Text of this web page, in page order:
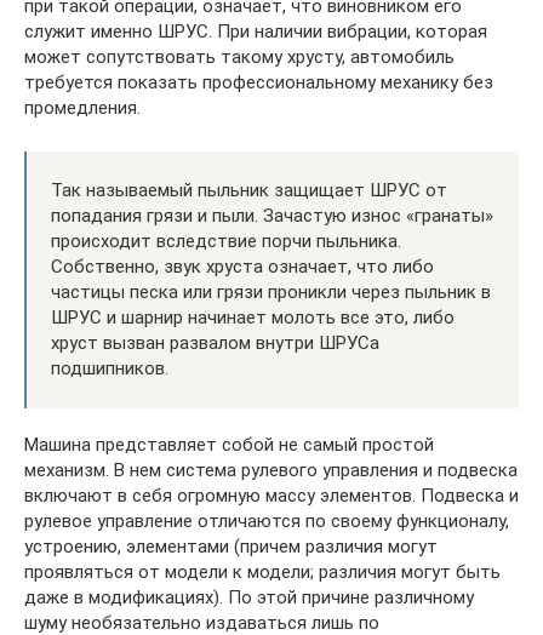
при такой операции, означает, что виновником его
служит именно ШРУС. При наличии вибрации, которая
может сопутствовать такому хрусту, автомобиль
требуется показать профессиональному механику без
промедления.
Так называемый пыльник защищает ШРУС от
попадания грязи и пыли. Зачастую износ «гранаты»
происходит вследствие порчи пыльника.
Собственно, звук хруста означает, что либо
частицы песка или грязи проникли через пыльник в
ШРУС и шарнир начинает молоть все это, либо
хруст вызван развалом внутри ШРУСа
подшипников.
Машина представляет собой не самый простой
механизм. В нем система рулевого управления и подвеска
включают в себя огромную массу элементов. Подвеска и
рулевое управление отличаются по своему функционалу,
устроению, элементами (причем различия могут
проявляться от модели к модели; различия могут быть
даже в модификациях). По этой причине различному
шуму необязательно издаваться лишь по